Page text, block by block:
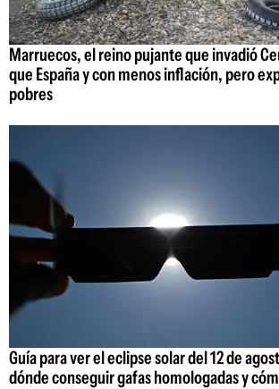
Marruecos, el reino pujante que invadió
que España y con menos inflación, pero
pobres
Guía para ver el eclipse solar del 12 de
dónde conseguir gafas homologadas y